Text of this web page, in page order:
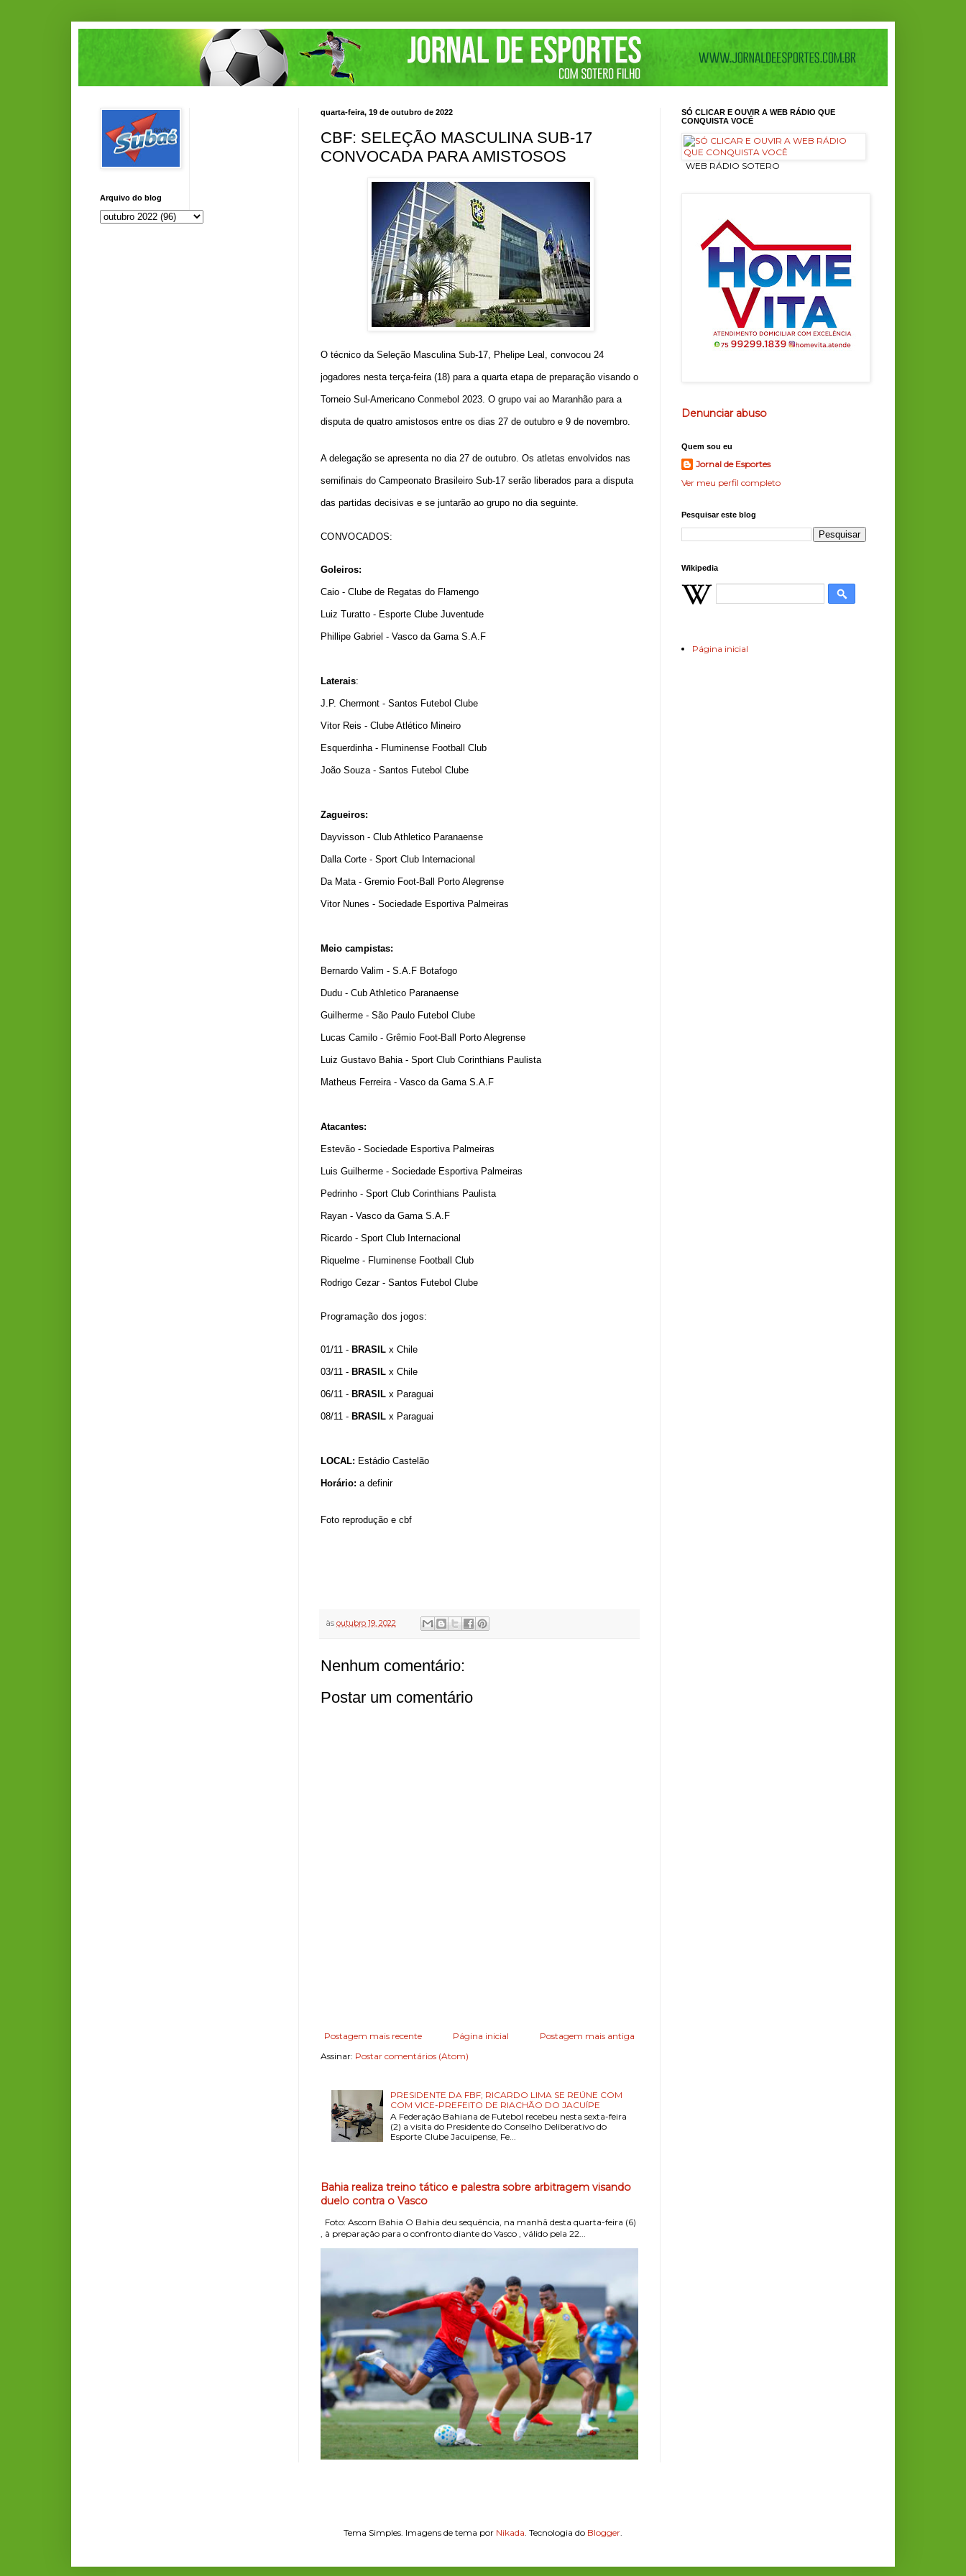
quarta-feira, 19 de outubro de 2022
CBF: SELEÇÃO MASCULINA SUB-17
CONVOCADA PARA AMISTOSOS
O técnico da Seleção Masculina Sub-17 , Phelipe Leal, convocou 24
jogadores nesta terça-feira (18) para a quarta etapa de preparação visando o
Torneio Sul-Americano Conmebol 2023. O grupo vai ao Maranhão para a
disputa de quatro amistosos entre os dias 27 de outubro e 9 de novembro.
A delegação se apresenta no dia 27 de outubro. Os atletas envolvidos nas
semifinais do Campeonato Brasileiro Sub-17 serão liberados para a disputa
das partidas decisivas e se juntarão ao grupo no dia seguinte.
CONVOCADOS:
Goleiros:
Caio - Clube de Regatas do Flamengo
Luiz Turatto - Esporte Clube Juventude
Phillipe Gabriel - Vasco da Gama S.A.F
Laterais:
J.P. Chermont - Santos Futebol Clube
Vitor Reis - Clube Atlético Mineiro
Esquerdinha - Fluminense Football Club
João Souza - Santos Futebol Clube
Zagueiros:
Dayvisson - Club Athletico Paranaense
Dalla Corte - Sport Club Internacional
Da Mata - Gremio Foot-Ball Porto Alegrense
Vitor Nunes - Sociedade Esportiva Palmeiras
Meio campistas:
Bernardo Valim - S.A.F Botafogo
Dudu - Cub Athletico Paranaense
Guilherme - São Paulo Futebol Clube
Lucas Camilo - Grêmio Foot-Ball Porto Alegrense
Luiz Gustavo Bahia - Sport Club Corinthians Paulista
Matheus Ferreira - Vasco da Gama S.A.F
Atacantes:
Estevão - Sociedade Esportiva Palmeiras
Luis Guilherme - Sociedade Esportiva Palmeiras
Pedrinho - Sport Club Corinthians Paulista
Rayan - Vasco da Gama S.A.F
Ricardo - Sport Club Internacional
Riquelme - Fluminense Football Club
Rodrigo Cezar - Santos Futebol Clube
Programação dos jogos:
01/11 - BRASIL x Chile
03/11 - BRASIL x Chile
06/11 - BRASIL x Paraguai
08/11 - BRASIL x Paraguai
LOCAL: Estádio Castelão
Horário: a definir
Foto reprodução e cbf
às outubro 19, 2022
Nenhum comentário:
Postar um comentário
Postagem mais recente Postagem mais antiga
Página inicial
Assinar: Postar comentários (Atom)
PRESIDENTE DA FBF; RICARDO LIMA SE REÚNE COM
COM VICE-PREFEITO DE RIACHÃO DO JACUÍPE
A Federação Bahiana de Futebol recebeu nesta sexta-feira
(2) a visita do Presidente do Conselho Deliberativo do
Esporte Clube Jacuipense, Fe...
Bahia realiza treino tático e palestra sobre arbitragem visando
duelo contra o Vasco
Foto: Ascom Bahia O Bahia deu sequência, na manhã desta quarta-feira (6)
, à preparação para o confronto diante do Vasco , válido pela 22...
Arquivo do blog
SÓ CLICAR E OUVIR A WEB RÁDIO QUE
CONQUISTA VOCÊ
ㅤ WEB RÁDIO SOTERO
Denunciar abuso
Quem sou eu
Jornal de Esportes
Ver meu perfil completo
Pesquisar este blog
Wikipedia
Página inicial
Tema Simples. Imagens de tema por Nikada . Tecnologia do Blogger